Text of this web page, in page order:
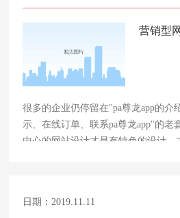
营销型
很多的企业仍停留在"pa尊龙app的介
示、在线订单、联系pa尊龙app"的老
中心的网站设计才是有特色的设计
日期：2019.11.11